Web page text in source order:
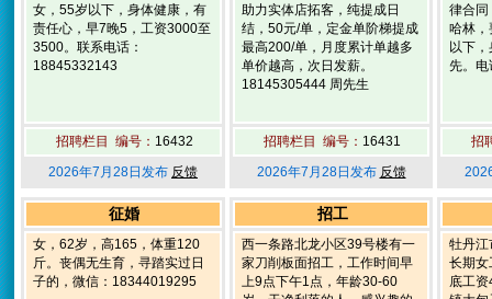
女，55岁以下，身体健康，有
责任心，早7晚5，工资3000至
3500。联系电话：
18845332143
招聘栏目 编号： 16432
2026年7月28日发布 反馈
助力实体店拓客，纯提成日
结，50元/单，定金单阶梯提成
最高200/单，月度累计单越多
单价越高，次日发薪。
18145305444 周先生
招聘栏目 编号： 16431
2026年7月28日发布 反馈
律合同
哈林，
以下
先。
招
征婚
女，62岁，高165，体重120
斤。丧偶无生育，寻踏实过日
子的，微信：18344019295
招工
西一条路北龙小区39号楼有一
家刀削板面招工，工作时间早
上9点下午1点，年龄30-60
牡丹江
长期女
底工